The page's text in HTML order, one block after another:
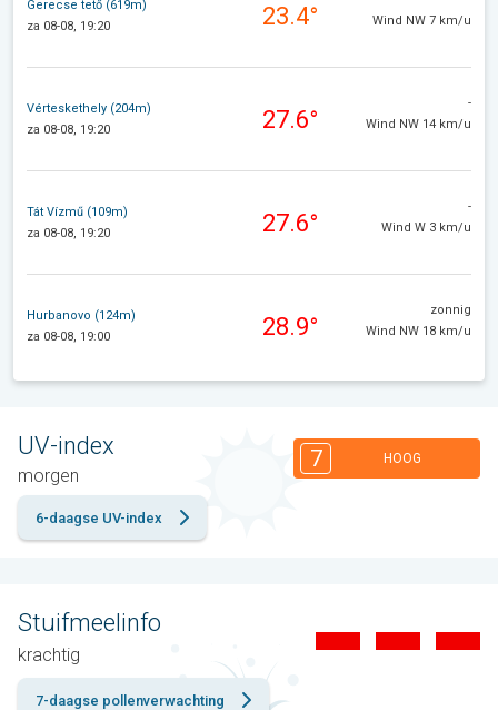
Gerecse tető (619m)
za 08-08, 19:20
23.4°
Wind NW 7 km/u
Vérteskethely (204m)
za 08-08, 19:20
27.6°
-
Wind NW 14 km/u
Tát Vízmű (109m)
za 08-08, 19:20
27.6°
-
Wind W 3 km/u
Hurbanovo (124m)
za 08-08, 19:00
28.9°
zonnig
Wind NW 18 km/u
UV-index
morgen
7 HOOG
6-daagse UV-index
Stuifmeelinfo
krachtig
7-daagse pollenverwachting